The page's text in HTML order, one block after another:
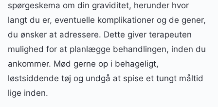
spørgeskema om din graviditet, herunder hvor
langt du er, eventuelle komplikationer og de gener,
du ønsker at adressere. Dette giver terapeuten
mulighed for at planlægge behandlingen, inden du
ankommer. Mød gerne op i behageligt,
løstsiddende tøj og undgå at spise et tungt måltid
lige inden.